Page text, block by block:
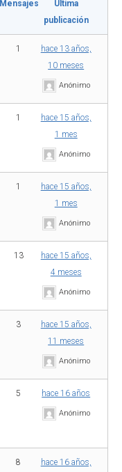
Mensajes
Última
publicación
1
hace 13 años,
10 meses
Anónimo
1
hace 15 años,
1 mes
Anónimo
1
hace 15 años,
1 mes
Anónimo
13
hace 15 años,
4 meses
Anónimo
3
hace 15 años,
11 meses
Anónimo
5 hace 16 años
Anónimo
8
hace 16 años,